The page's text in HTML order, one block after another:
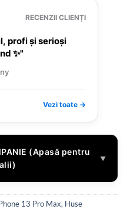
RECENZII CLIENȚI
profi și serioși
✨"
Vezi toate →
(Apasă pentru
▼
13 Pro Max, Huse